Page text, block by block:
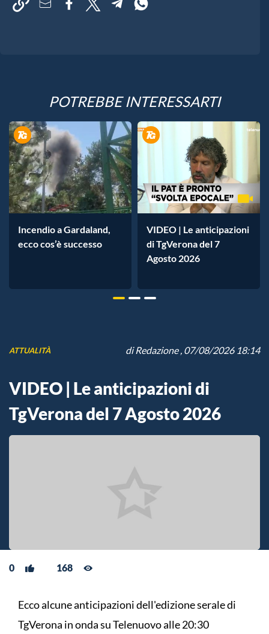
POTREBBE INTERESSARTI
Incendio a Gardaland,
ecco cos’è successo
VIDEO | Le anticipazioni
di TgVerona del 7
Agosto 2026
ATTUALITÀ diRedazione, 07/08/2026 18:14
VIDEO | Le anticipazioni di
TgVerona del 7 Agosto 2026
0 168
Ecco alcune anticipazioni dell'edizione serale di
TgVerona in onda su Telenuovo alle 20:30